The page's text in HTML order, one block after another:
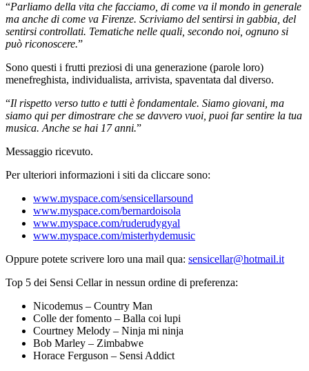
“Parliamo della vita che facciamo, di come va il mondo in generale
ma anche di come va Firenze. Scriviamo del sentirsi in gabbia, del
sentirsi controllati. Tematiche nelle quali, secondo noi, ognuno si
può riconoscere.”
Sono questi i frutti preziosi di una generazione (parole loro)
menefreghista, individualista, arrivista, spaventata dal diverso.
“Il rispetto verso tutto e tutti è fondamentale. Siamo giovani, ma
siamo qui per dimostrare che se davvero vuoi, puoi far sentire la tua
musica. Anche se hai 17 anni.”
Messaggio ricevuto.
Per ulteriori informazioni i siti da cliccare sono:
www.myspace.com/sensicellarsound
www.myspace.com/bernardoisola
www.myspace.com/ruderudygyal
www.myspace.com/misterhydemusic
Oppure potete scrivere loro una mail qua: sensicellar@hotmail.it
Top 5 dei Sensi Cellar in nessun ordine di preferenza:
Nicodemus – Country Man
Colle der fomento – Balla coi lupi
Courtney Melody – Ninja mi ninja
Bob Marley – Zimbabwe
Horace Ferguson – Sensi Addict